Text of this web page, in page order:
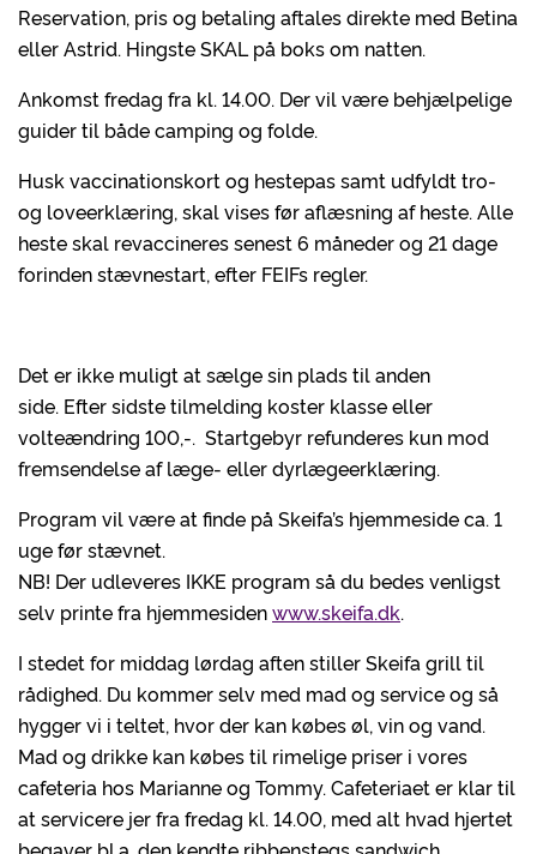
Reservation, pris og betaling aftales direkte med Betina
eller Astrid. Hingste SKAL på boks om natten.
Ankomst fredag fra kl. 14.00. Der vil være behjælpelige
guider til både camping og folde.
Husk vaccinationskort og hestepas samt udfyldt tro-
og loveerklæring, skal vises før aflæsning af heste. Alle
heste skal revaccineres senest 6 måneder og 21 dage
forinden stævnestart, efter FEIFs regler.
Det er ikke muligt at sælge sin plads til anden
side. Efter sidste tilmelding koster klasse eller
volteændring 100,-. Startgebyr refunderes kun mod
fremsendelse af læge- eller dyrlægeerklæring.
Program vil være at finde på Skeifa’s hjemmeside ca. 1
uge før stævnet.
NB! Der udleveres IKKE program så du bedes venligst
selv printe fra hjemmesidenwww.skeifa.dk.
I stedet for middag lørdag aften stiller Skeifa grill til
rådighed. Du kommer selv med mad og service og så
hygger vi i teltet, hvor der kan købes øl, vin og vand.
Mad og drikke kan købes til rimelige priser i vores
cafeteria hos Marianne og Tommy. Cafeteriaet er klar til
at servicere jer fra fredag kl. 14.00, med alt hvad hjertet